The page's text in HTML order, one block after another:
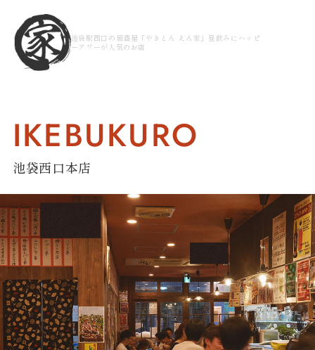
池袋駅西口の居酒屋「やきとん えん家」昼飲みにハッピ
ーアワーが人気のお店
IKEBUKURO
池袋西口本店